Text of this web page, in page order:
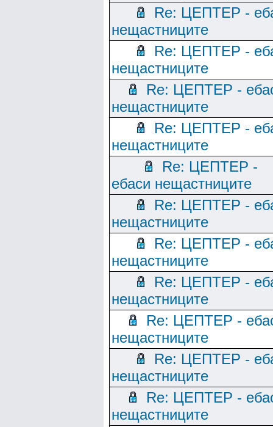
Re: ЦЕПТЕР -
нещастниците
Re: ЦЕПТЕР -
нещастниците
Re: ЦЕПТЕР -
нещастниците
Re: ЦЕПТЕР -
нещастниците
Re: ЦЕПТЕР -
ебаси нещастниците
Re: ЦЕПТЕР -
нещастниците
Re: ЦЕПТЕР -
нещастниците
Re: ЦЕПТЕР -
нещастниците
Re: ЦЕПТЕР -
нещастниците
Re: ЦЕПТЕР -
нещастниците
Re: ЦЕПТЕР -
нещастниците